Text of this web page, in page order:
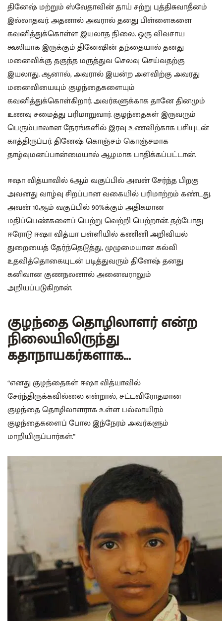
தினேஷ் மற்றும் ஸ்வேதாவின் தாய் சற்று புத்திசுவாதீனம்
இல்லாதவர். அதனால் அவரால் தனது பிள்ளைகளை
கவனித்துக்கொள்ள இயலாத நிலை. ஒரு விவசாய
கூலியாக இருக்கும் தினேஷின் தந்தையால் தனது
மனைவிக்கு தகுந்த மருத்துவ செலவு செய்வதற்கு
இயலாது. ஆனால், அவரால் இயன்ற அளவிற்கு அவரது
மனைவியையும் குழந்தைகளையும்
கவனித்துக்கொள்கிறார். அவர்களுக்காக தானே தினமும்
உணவு சமைத்து பரிமாறுவார். குழந்தைகள் இருவரும்
பெரும்பாலான நேரங்களில் இரவு உணவிற்காக பசியுடன்
காத்திருப்பர். தினேஷ் கொஞ்சம் கொஞ்சமாக
தாழ்வுமனப்பான்மையால் ஆழமாக பாதிக்கப்பட்டான்.
ஈஷா வித்யாவில் 6ஆம் வகுப்பில் அவன் சேர்ந்த பிறகு
அவனது வாழ்வு சிறப்பான வகையில் பரிமாற்றம் கண்டது.
அவன் 10ஆம் வகுப்பில் 90%க்கும் அதிகமான
மதிப்பெண்களைப் பெற்று வெற்றி பெற்றான். தற்போது
ஈரோடு ஈஷா வித்யா பள்ளியில் கணினி அறிவியல்
துறையைத் தேர்ந்தெடுத்து, முழுமையான கல்வி
உதவித்தொகையுடன் படித்துவரும் தினேஷ் தனது
கனிவான குணநலனால் அனைவராலும்
அறியப்படுகிறான்.
குழந்தை தொழிலாளர் என்ற
நிலையிலிருந்து
கதாநாயகர்களாக...
“எனது குழந்தைகள் ஈஷா வித்யாவில்
சேர்ந்திருக்கவில்லை என்றால், சட்டவிரோதமான
குழந்தை தொழிலாளராக உள்ள பல்லாயிரம்
குழந்தைகளைப் போல இந்நேரம் அவர்களும்
மாறியிருப்பார்கள்.”